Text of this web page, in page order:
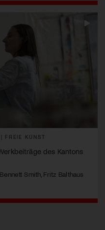
FREIE KUNST
des Kantons
Smith, Fritz Balthaus